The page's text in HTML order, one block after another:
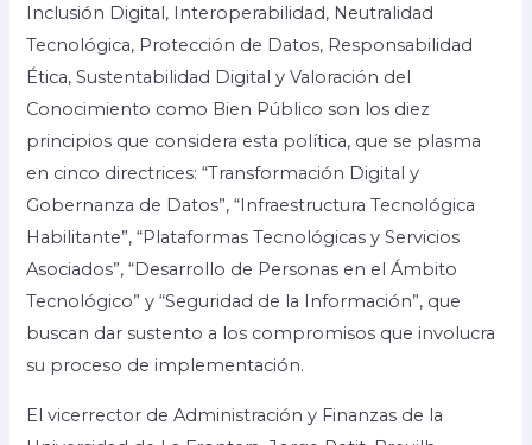
Inclusión Digital, Interoperabilidad, Neutralidad
Tecnológica, Protección de Datos, Responsabilidad
Ética, Sustentabilidad Digital y Valoración del
Conocimiento como Bien Público son los diez
principios que considera esta política, que se plasma
en cinco directrices: “Transformación Digital y
Gobernanza de Datos”, “Infraestructura Tecnológica
Habilitante”, “Plataformas Tecnológicas y Servicios
Asociados”, “Desarrollo de Personas en el Ámbito
Tecnológico” y “Seguridad de la Información”, que
buscan dar sustento a los compromisos que involucra
su proceso de implementación.
El vicerrector de Administración y Finanzas de la